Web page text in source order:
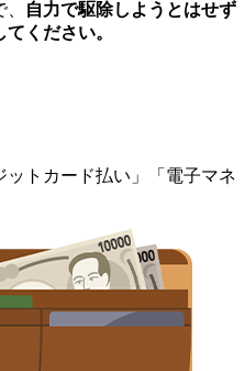
自力で駆除しようとはせず
ください。
トカード払い」「電子マネ